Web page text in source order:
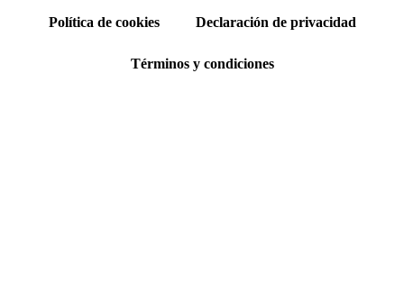
Política de cookies Declaración de privacidad
Términos y condiciones